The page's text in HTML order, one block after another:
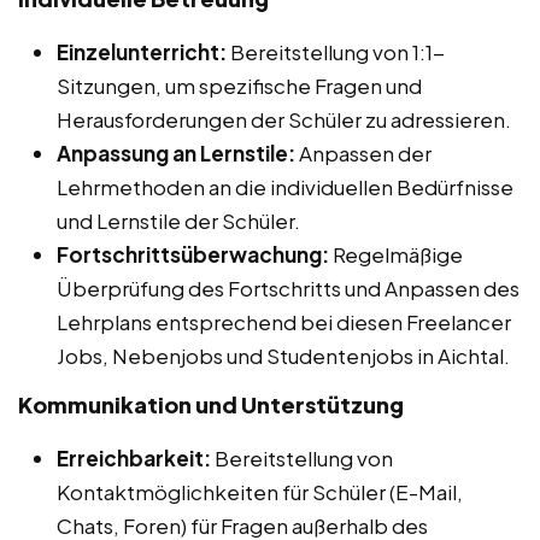
Einzelunterricht: Bereitstellung von 1:1-
Sitzungen, um spezifische Fragen und
Herausforderungen der Schüler zu adressieren.
Anpassung an Lernstile:Anpassen der
Lehrmethoden an die individuellen Bedürfnisse
und Lernstile der Schüler.
Fortschrittsüberwachung: Regelmäßige
Überprüfung des Fortschritts und Anpassen des
Lehrplans entsprechend bei diesen Freelancer
Jobs, Nebenjobs und Studentenjobs in Aichtal.
Kommunikation und Unterstützung
Erreichbarkeit: Bereitstellung von
Kontaktmöglichkeiten für Schüler (E-Mail,
Chats, Foren) für Fragen außerhalb des